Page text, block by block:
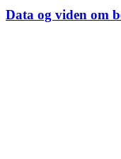
Data og viden om